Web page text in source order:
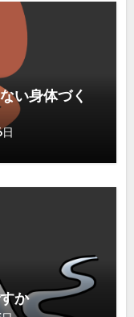
い身体づく
か